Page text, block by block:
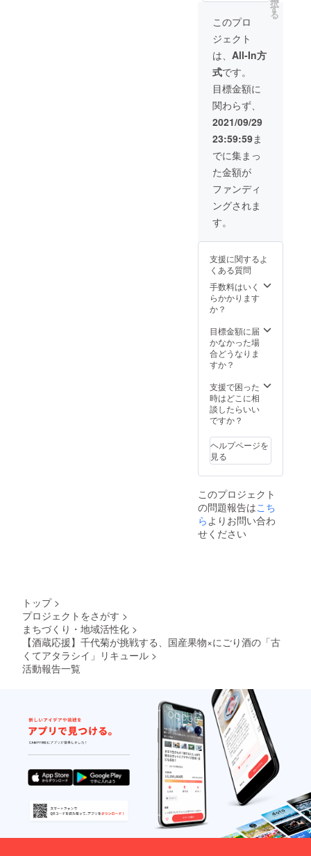
）を作
りまし
た。
※20歳未
酒は法
律で禁
止され
ていま
す。未
成年へ
の販売
は致し
ませ
ん。 ※
本商品
は千代
菊より
ていた
だきま
す。
ダム）
をもっ
と身近
てほし
い。
もっと
気軽に
楽しん
でほし
い。 そ
いから3
種類
Bleu.C
：長良
Bleu.P
）を作
りまし
た。
※20歳未
律で禁
止され
ていま
の販売
は致し
ませ
ん。 ※
は千代
直接発
送させ
だきま
す。
キュー
720ml
）×1本
長良
Bleu.M
（日本
酒仕込
み もも
リ
ル
720ml
）×1本
長良
Bleu.C
（Clair
クリア
辛口
720ml
）×1本
長良
Bleu.V
（Vrai
米大吟
醸
720ml
Bleu.P
（Pur
ピュア
純粋 有
720ml
）×1本
日本酒
をもっ
に感じ
てほし
い。
もっと
気軽に
Bleu.C
Bleu.P
）を作
りまし
た。
※20歳未
満の飲
酒は法
律で禁
止され
ていま
す。未
成年へ
の販売
は致し
10,800
円（送
料込
み）
に！ 長
良
Bleu.Y
（日本
酒仕込
み ゆず
リ
キュー
ル
720ml
）×1本
長良
Bleu.U
（日本
リ
ル
720ml
）×1本
長良
酒仕込
み もも
リ
720ml
）×1本
長良
Bleu.C
クリア
すっき
り 端麗
辛口
）×1本
長良
Bleu.V
（Vrai
ヴァイ
ピュア
日本酒
をもっ
と身近
に感じ
てほし
い。
もっと
気軽に
楽しん
で飲ん
でほし
い。 そ
んな思
いから3
択
す
る
このプロ
ジェクト
は、 All-In方
式です。
目標金額に
関わらず、
2021/09/29
23:59:59ま
でに集まっ
た金額が
ファンディ
ングされま
す。
支援に関するよ
くある質問
手数料はいく
らかかります
か？
目標金額に届
かなかった場
合どうなりま
すか？
支援で困った
時はどこに相
談したらいい
ですか？
ヘルプページを
見る
このプロジェクト
の問題報告はこち
らよりお問い合わ
せください
トップ >
プロジェクトをさがす >
まちづくり・地域活性化 >
【酒蔵応援】千代菊が挑戦する、国産果物×にごり酒の「古
くてアタラシイ」リキュール >
活動報告一覧